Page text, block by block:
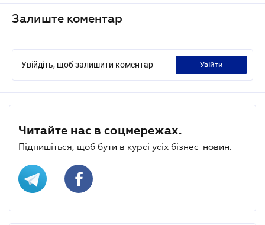
Залиште коментар
Увійдіть, щоб залишити коментар увійти
Читайте нас в соцмережах.
Підпишіться, щоб бути в курсі усіх бізнес-новин.